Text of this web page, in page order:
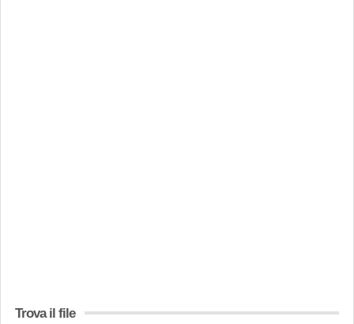
Trova il file